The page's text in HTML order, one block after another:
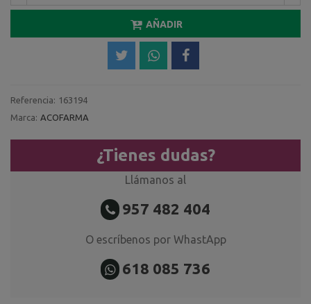
AÑADIR
Referencia: 163194
Marca: ACOFARMA
¿Tienes dudas?
Llámanos al
957 482 404
O escríbenos por WhastApp
618 085 736